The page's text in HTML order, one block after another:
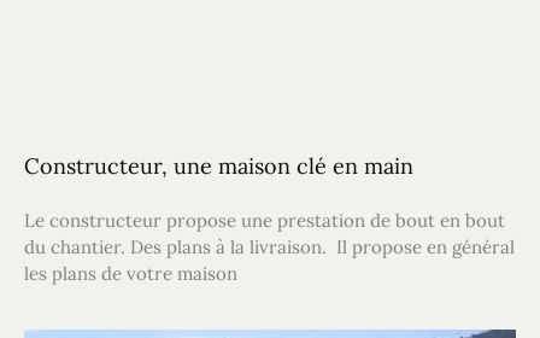
Constructeur, une maison clé en main
Le constructeur propose une prestation de bout en bout
du chantier. Des plans à la livraison. Il propose en général
les plans de votre maison